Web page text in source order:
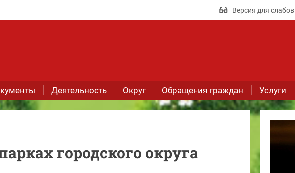
Версия для
Деятельность Округ Обращения граждан Услуги
городского округа